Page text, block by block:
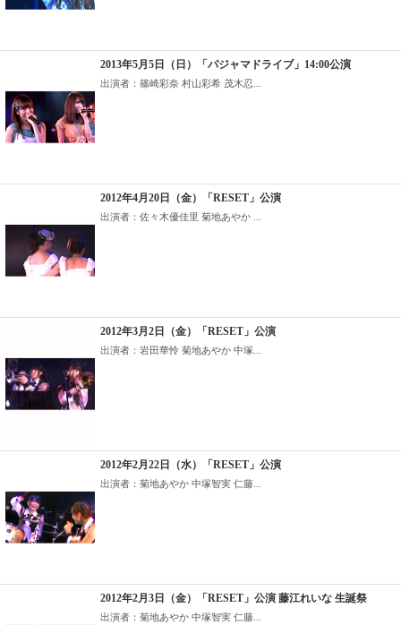
2013年5月5日（日）「パジャマドライブ」14:00公演
出演者：篠崎彩奈 村山彩希 茂木忍...
2012年4月20日（金）「RESET」公演
出演者：佐々木優佳里 菊地あやか ...
2012年3月2日（金）「RESET」公演
出演者：岩田華怜 菊地あやか 中塚...
2012年2月22日（水）「RESET」公演
出演者：菊地あやか 中塚智実 仁藤...
2012年2月3日（金）「RESET」公演 藤江れいな 生誕祭
出演者：菊地あやか 中塚智実 仁藤...